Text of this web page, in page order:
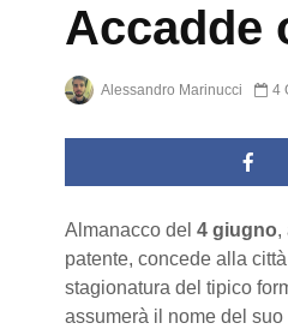
Accadde
Alessandro Marinucci 4
Almanacco del 4 giugno,
patente, concede alla
stagionatura del tipico
assumerà il nome del